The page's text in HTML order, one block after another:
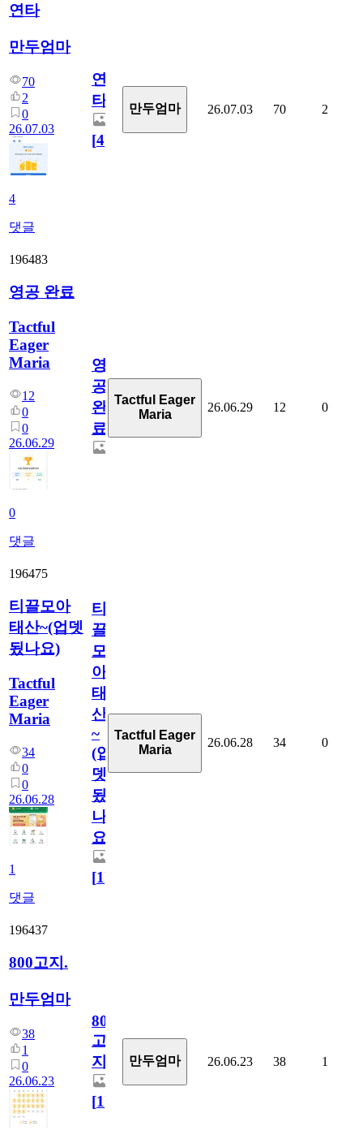
연타
만두엄마
70
2
0
26.07.03
4
댓글
연
타
[4]
만두엄마 26.07.03 70 2
196483
영공 완료
Tactful
Eager
Maria
12
0
0
26.06.29
0
댓글
영
공
완
료
Tactful Eager
Maria
26.06.29 12 0
196475
티끌모아
태산~(업뎃
됬나요)
Tactful
Eager
Maria
34
0
0
26.06.28
1
댓글
티
끌
모
아
태
산
~
(업
뎃
됬
나
요)
[1]
Tactful Eager
Maria
26.06.28 34 0
196437
800고지.
만두엄마
38
1
0
26.06.23
800
고
지.
[1]
만두엄마 26.06.23 38 1